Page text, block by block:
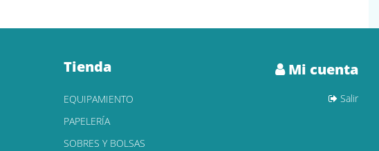
Tienda
EQUIPAMIENTO
PAPELERÍA
SOBRES Y BOLSAS
Mi cuenta
Salir